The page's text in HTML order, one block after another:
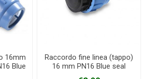
16mm
Blue
Raccordo fine linea (tappo)
16 mm PN16 Blue seal